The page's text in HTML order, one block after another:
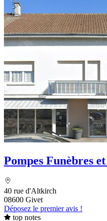
Pompes Funèbres
40 rue d'Altkirch
08600 Givet
Déposez le premier avis !
top notes